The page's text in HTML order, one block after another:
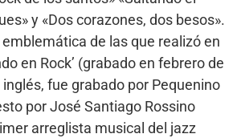
y «Dos corazones, dos besos».
de las que realizó en
en Rock’ (grabado en febrero de
fue grabado por Pequenino
por José Santiago Rossino
arreglista musical del jazz